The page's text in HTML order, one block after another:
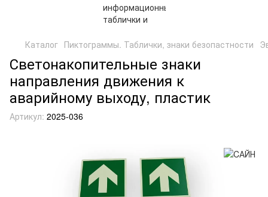
Каталог Пиктограммы. Таблички, знаки безопастности
Светонакопительные знаки
направления движения к
аварийному выходу, пластик
Артикул: 2025-036